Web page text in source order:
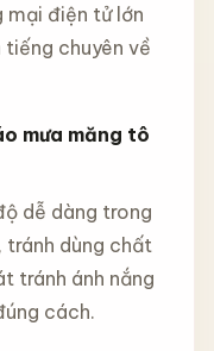
mại điện tử lớn
tiếng chuyên về
mưa măng tô
dễ dàng trong
tránh dùng chất
tránh ánh nắng
cách.